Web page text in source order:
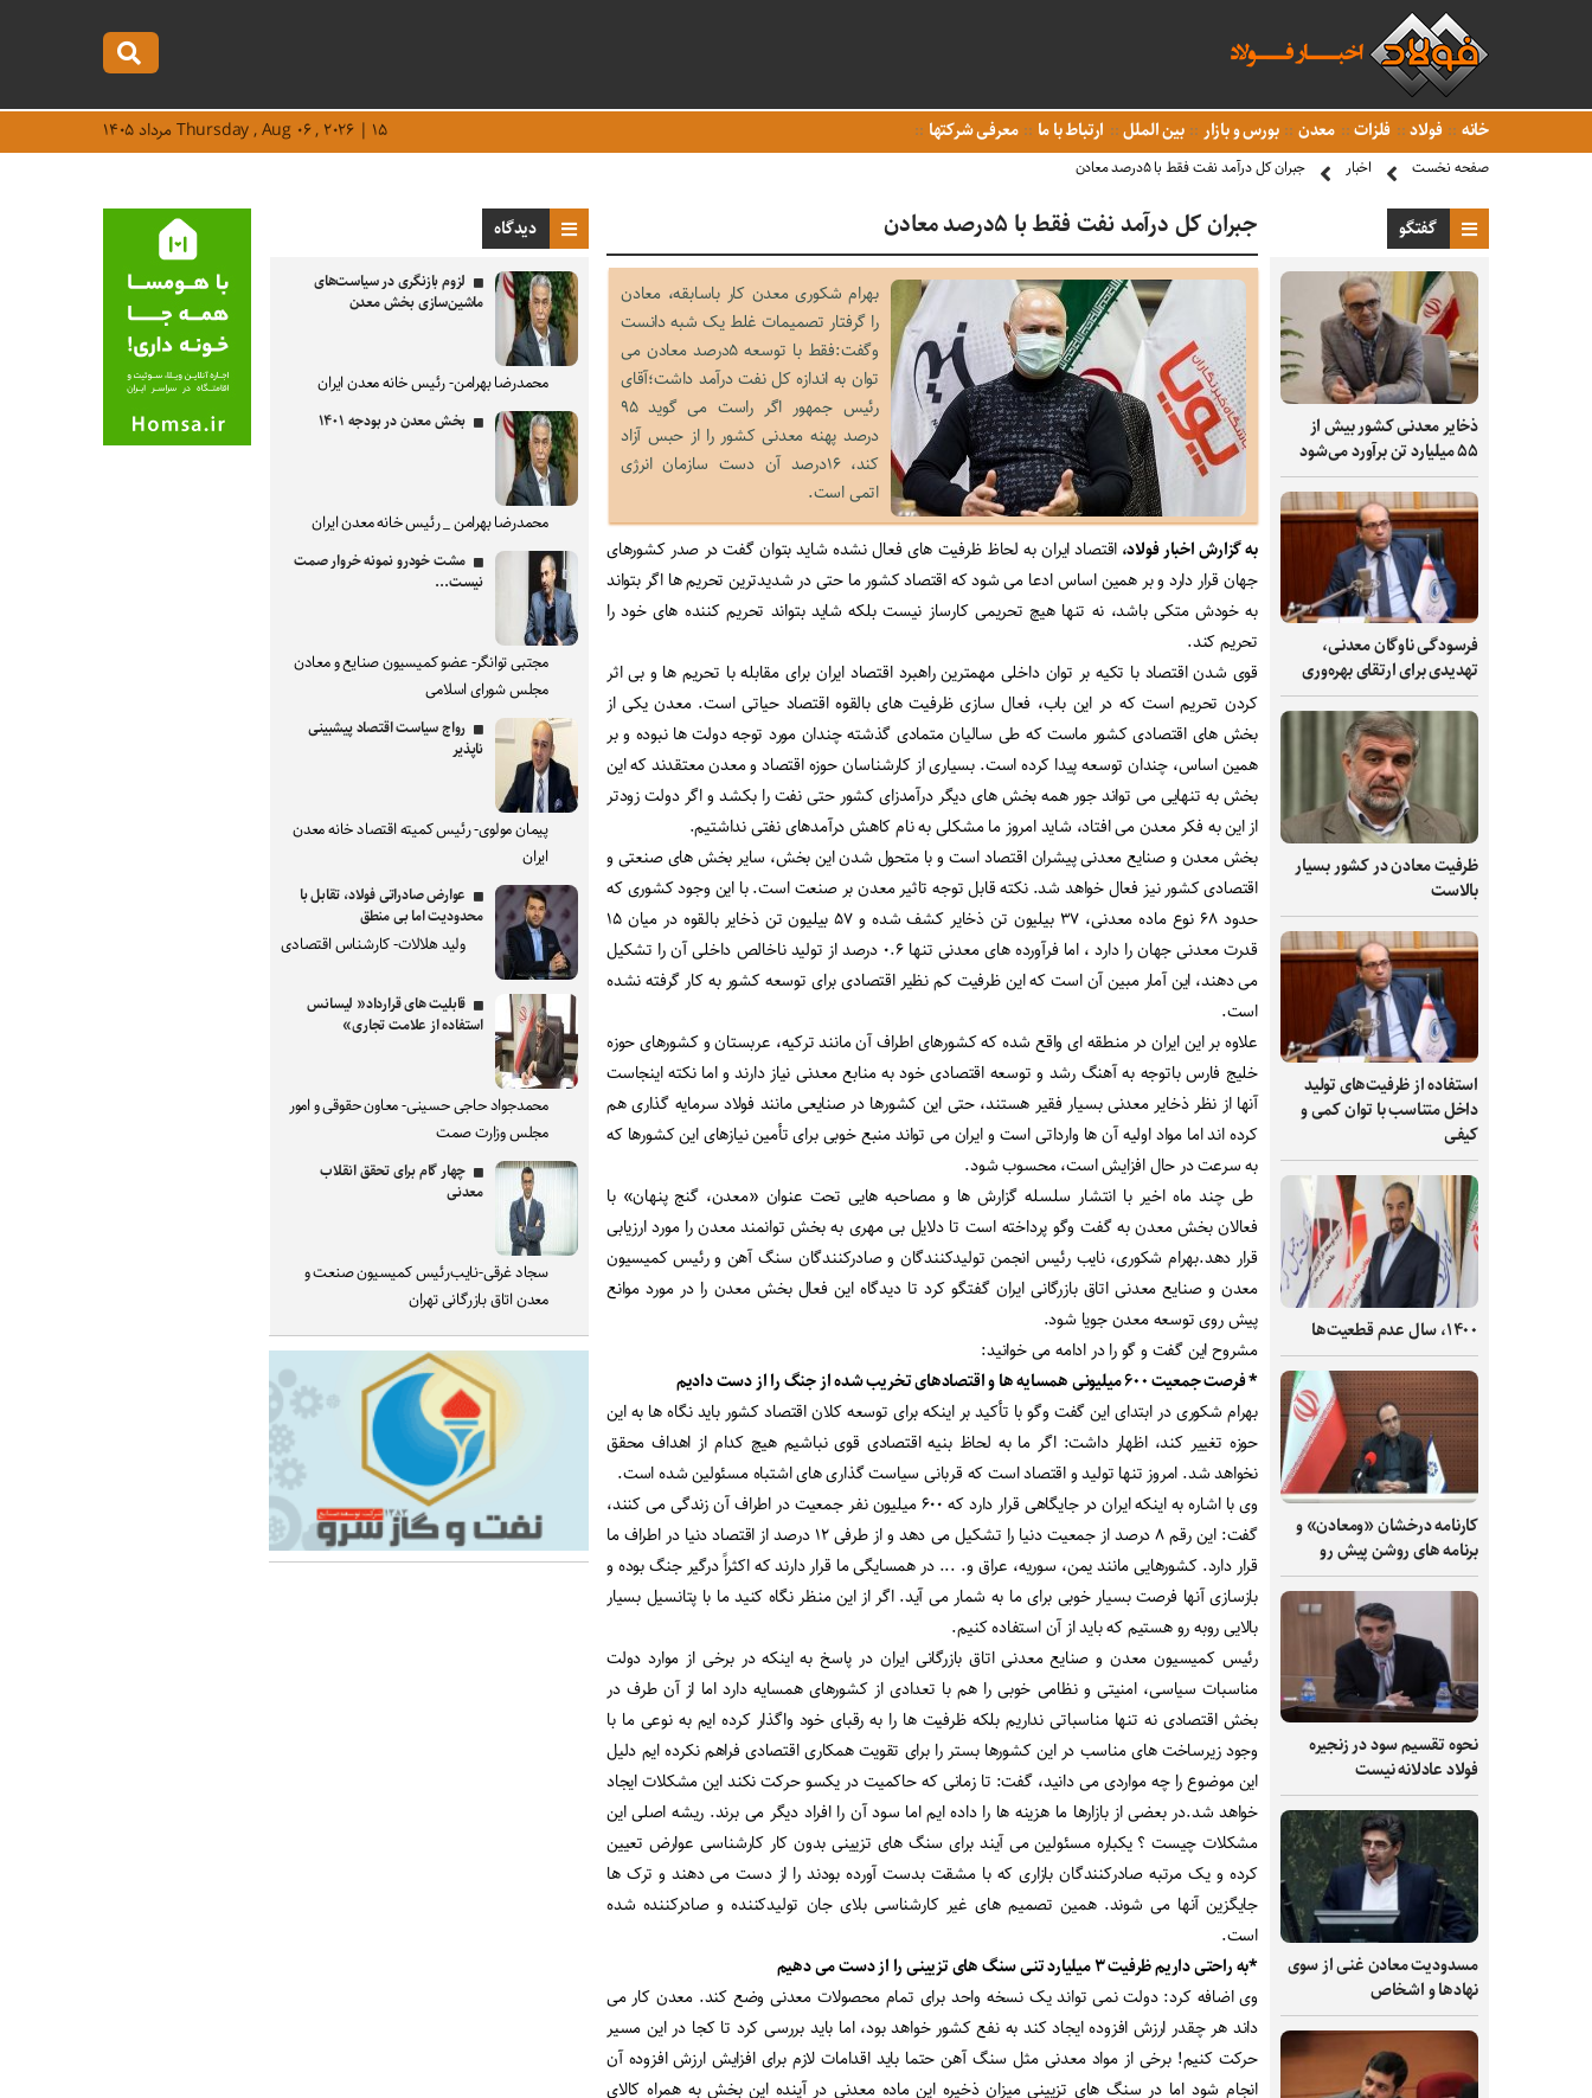
خانه فولاد فلزات معدن بورس و بازار بین الملل ارتباط با ما معرفی شرکتها Thursday , Aug ۰۶ , ۲۰۲۶ | ۱۵ مرداد ۱۴۰۵
صفحه نخست اخبار جبران کل درآمد نفت فقط با ۵درصد معادن
گفتگو
ذخایر معدنی کشور بیش از
۵۵ میلیارد تن برآورد می‌شود
فرسودگی ناوگان معدنی،
تهدیدی برای ارتقای بهره‌وری
ظرفیت‌ معادن در کشور بسیار
بالاست
استفاده از ظرفیت‌های تولید
داخل متناسب با توان کمی و
کیفی
۱۴۰۰، سال عدم قطعیت‌ها
کارنامه درخشان «ومعادن» و
برنامه های روشن پیش رو
نحوه تقسیم سود در زنجیره
فولاد عادلانه نیست
مسدودیت معادن غنی از سوی
نهادها و اشخاص
جبران کل درآمد نفت فقط با ۵درصد معادن
بهرام شکوری معدن کار باسابقه، معادن
را گرفتار تصمیمات غلط یک شبه دانست
وگفت:فقط با توسعه ۵درصد معادن می
توان به اندازه کل نفت درآمد داشت؛آقای
رئیس جمهور اگر راست می گوید ۹۵
درصد پهنه معدنی کشور را از حبس آزاد
کند، ۱۶درصد آن دست سازمان انرژی
اتمی است.
به گزارش اخبار فولاد، اقتصاد ایران به لحاظ ظرفیت های فعال نشده شاید بتوان گفت در صدر کشورهای
جهان قرار دارد و بر همین اساس ادعا می شود که اقتصاد کشور ما حتی در شدیدترین تحریم ها اگر بتواند
به خودش متکی باشد، نه تنها هیچ تحریمی کارساز نیست بلکه شاید بتواند تحریم کننده های خود را
تحریم کند.
قوی شدن اقتصاد با تکیه بر توان داخلی مهمترین راهبرد اقتصاد ایران برای مقابله با تحریم ها و بی اثر
کردن تحریم است که در این باب، فعال سازی ظرفیت های بالقوه اقتصاد حیاتی است. معدن یکی از
بخش های اقتصادی کشور ماست که طی سالیان متمادی گذشته چندان مورد توجه دولت ها نبوده و بر
همین اساس، چندان توسعه پیدا کرده است. بسیاری از کارشناسان حوزه اقتصاد و معدن معتقدند که این
بخش به تنهایی می تواند جور همه بخش های دیگر درآمدزای کشور حتی نفت را بکشد و اگر دولت زودتر
از این به فکر معدن می افتاد، شاید امروز ما مشکلی به نام کاهش درآمدهای نفتی نداشتیم.
بخش معدن و صنایع معدنی پیشران اقتصاد است و با متحول شدن این بخش، سایر بخش های صنعتی و
اقتصادی کشور نیز فعال خواهد شد. نکته قابل توجه تاثیر معدن بر صنعت است. با این وجود کشوری که
حدود ۶۸ نوع ماده معدنی، ۳۷ بیلیون تن ذخایر کشف شده و ۵۷ بیلیون تن ذخایر بالقوه در میان ۱۵
قدرت معدنی جهان را دارد ، اما فرآورده های معدنی تنها ۰.۶ درصد از تولید ناخالص داخلی آن را تشکیل
می دهند، این آمار مبین آن است که این ظرفیت کم نظیر اقتصادی برای توسعه کشور به کار گرفته نشده
است.
علاوه بر این ایران در منطقه ای واقع شده که کشورهای اطراف آن مانند ترکیه، عربستان و کشورهای حوزه
خلیج فارس باتوجه به آهنگ رشد و توسعه اقتصادی خود به منابع معدنی نیاز دارند و اما نکته اینجاست
آنها از نظر ذخایر معدنی بسیار فقیر هستند، حتی این کشورها در صنایعی مانند فولاد سرمایه گذاری هم
کرده اند اما مواد اولیه آن ها وارداتی است و ایران می تواند منبع خوبی برای تأمین نیازهای این کشورها که
به سرعت در حال افزایش است، محسوب شود.
طی چند ماه اخیر با انتشار سلسله گزارش ها و مصاحبه هایی تحت عنوان «معدن، گنج پنهان» با
فعالان بخش معدن به گفت وگو پرداخته است تا دلایل بی مهری به بخش توانمند معدن را مورد ارزیابی
قرار دهد.بهرام شکوری، نایب رئیس انجمن تولیدکنندگان و صادرکنندگان سنگ آهن و رئیس کمیسیون
معدن و صنایع معدنی اتاق بازرگانی ایران گفتگو کرد تا دیدگاه این فعال بخش معدن را در مورد موانع
پیش روی توسعه معدن جویا شود.
مشروح این گفت و گو را در ادامه می خوانید:
* فرصت جمعیت ۶۰۰ میلیونی همسایه ها و اقتصادهای تخریب شده از جنگ را از دست دادیم
بهرام شکوری در ابتدای این گفت وگو با تأکید بر اینکه برای توسعه کلان اقتصاد کشور باید نگاه ها به این
حوزه تغییر کند، اظهار داشت: اگر ما به لحاظ بنیه اقتصادی قوی نباشیم هیچ کدام از اهداف محقق
نخواهد شد. امروز تنها تولید و اقتصاد است که قربانی سیاست گذاری های اشتباه مسئولین شده است.
وی با اشاره به اینکه ایران در جایگاهی قرار دارد که ۶۰۰ میلیون نفر جمعیت در اطراف آن زندگی می کنند،
گفت: این رقم ۸ درصد از جمعیت دنیا را تشکیل می دهد و از طرفی ۱۲ درصد از اقتصاد دنیا در اطراف ما
قرار دارد. کشورهایی مانند یمن، سوریه، عراق و. ... در همسایگی ما قرار دارند که اکثراً درگیر جنگ بوده و
بازسازی آنها فرصت بسیار خوبی برای ما به شمار می آید. اگر از این منظر نگاه کنید ما با پتانسیل بسیار
بالایی روبه رو هستیم که باید از آن استفاده کنیم.
رئیس کمیسیون معدن و صنایع معدنی اتاق بازرگانی ایران در پاسخ به اینکه در برخی از موارد دولت
مناسبات سیاسی، امنیتی و نظامی خوبی را هم با تعدادی از کشورهای همسایه دارد اما از آن طرف در
بخش اقتصادی نه تنها مناسباتی نداریم بلکه ظرفیت ها را به رقبای خود واگذار کرده ایم به نوعی ما با
وجود زیرساخت های مناسب در این کشورها بستر را برای تقویت همکاری اقتصادی فراهم نکرده ایم دلیل
این موضوع را چه مواردی می دانید، گفت: تا زمانی که حاکمیت در یکسو حرکت نکند این مشکلات ایجاد
خواهد شد.در بعضی از بازارها ما هزینه ها را داده ایم اما سود آن را افراد دیگر می برند. ریشه اصلی این
مشکلات چیست ؟ یکباره مسئولین می آیند برای سنگ های تزیینی بدون کار کارشناسی عوارض تعیین
کرده و یک مرتبه صادرکنندگان بازاری که با مشقت بدست آورده بودند را از دست می دهند و ترک ها
جایگزین آنها می شوند. همین تصمیم های غیر کارشناسی بلای جان تولیدکننده و صادرکننده شده
است.
*به راحتی داریم ظرفیت ۳ میلیارد تنی سنگ های تزیینی را از دست می دهیم
وی اضافه کرد: دولت نمی تواند یک نسخه واحد برای تمام محصولات معدنی وضع کند. معدن کار می
داند هر چقدر ارزش افزوده ایجاد کند به نفع کشور خواهد بود، اما باید بررسی کرد تا کجا در این مسیر
حرکت کنیم! برخی از مواد معدنی مثل سنگ آهن حتما باید اقدامات لازم برای افزایش ارزش افزوده آن
انجام شود اما در سنگ های تزیینی میزان ذخیره این ماده معدنی در آینده این بخش به همراه کالای
دیدگاه
لزوم بازنگری در سیاست‌های
ماشین‌سازی بخش معدن
محمدرضا بهرامن- رئیس خانه معدن ایران
بخش معدن در بودجه ۱۴۰۱
محمدرضا بهرامن _ رئیس خانه معدن ایران
مشت خودرو نمونه خروار صمت
نیست...
مجتبی توانگر- عضو کمیسیون صنایع و معادن
مجلس شورای اسلامی
رواج سیاست اقتصاد پیشبینی
ناپذیر
پیمان مولوی- رئیس کمیته اقتصاد خانه معدن
ایران
عوارض صادراتی فولاد، تقابل با
محدودیت اما بی منطق
ولید هلالات- کارشناس اقتصادی
قابلیت های قرارداد« لیسانس
استفاده از علامت تجاری»
محمدجواد حاجی حسینی- معاون حقوقی و امور
مجلس وزارت صمت
چهار گام برای تحقق انقلاب
معدنی
سجاد غرقی-نایب‌رئیس کمیسیون صنعت و
معدن اتاق بازرگانی تهران